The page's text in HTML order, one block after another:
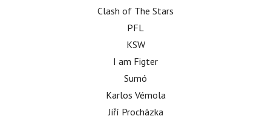
Clash of The Stars
PFL
KSW
I am Figter
Sumó
Karlos Vémola
Jiří Procházka